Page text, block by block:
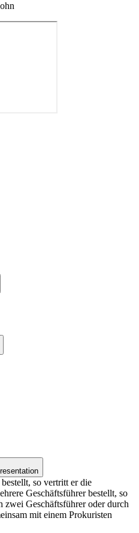
so vertritt er die
Geschäftsführer bestellt, so
zwei Geschäftsführer oder durch
mit einem Prokuristen